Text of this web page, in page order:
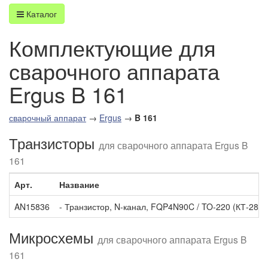
Каталог
Комплектующие для
сварочного аппарата
Ergus B 161
сварочный аппарат→ Ergus → B 161
Транзисторы для сварочного аппарата Ergus B
161
Арт.
Название
AN15836
- Транзистор, N-канал, FQP4N90C / TO-220 (КТ-28)
Микросхемы для сварочного аппарата Ergus B
161